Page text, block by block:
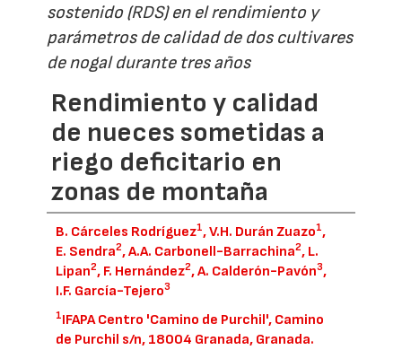
sostenido (RDS) en el rendimiento y
parámetros de calidad de dos cultivares
de nogal durante tres años
Rendimiento y calidad
de nueces sometidas a
riego deficitario en
zonas de montaña
B. Cárceles Rodríguez1, V.H. Durán Zuazo1,
E. Sendra2, A.A. Carbonell-Barrachina2, L.
Lipan2, F. Hernández2, A. Calderón-Pavón3,
I.F. García-Tejero3
1IFAPA Centro 'Camino de Purchil', Camino
de Purchil s/n, 18004 Granada, Granada.